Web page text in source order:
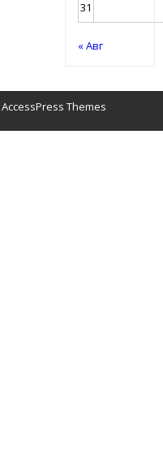
31
« Авг
AccessPress Themes